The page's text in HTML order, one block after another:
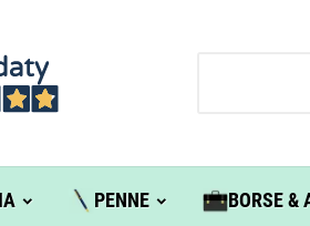
PENNE BORSE &